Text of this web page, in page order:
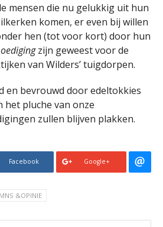
mensen die nu gelukkig uit hun
komen, er even bij willen
hen (tot voor kort) door hun
zijn geweest voor de
van Wilders’ tuigdorpen.
en bevrouwd door edeltokkies
het pluche van onze
zullen blijven plakken.
Facebook Google+
&OPINIE